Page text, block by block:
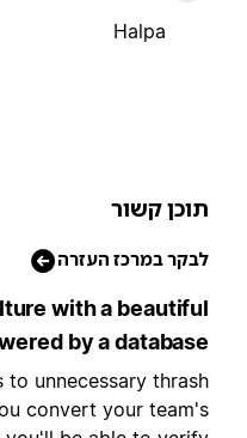
Halpa
קשור
במרכז העזרה
culture with a
powered by a
to unnecessary
you convert your